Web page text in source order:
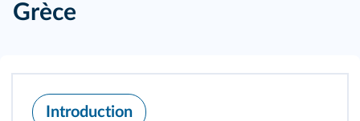
Grèce
Introduction